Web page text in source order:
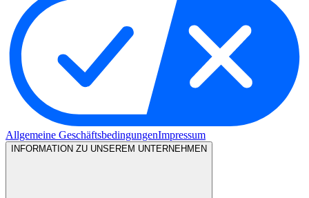
Allgemeine GeschäftsbedingungenImpressum
INFORMATION ZU UNSEREM UNTERNEHMEN